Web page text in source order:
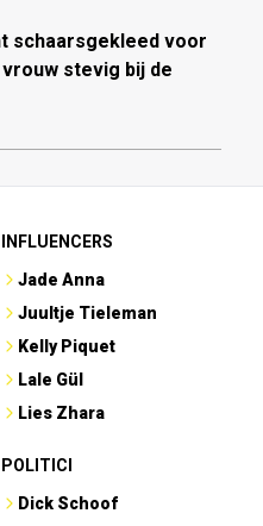
schaarsgekleed voor
stevig bij de
INFLUENCERS
Jade Anna
Juultje Tieleman
Kelly Piquet
Lale Gül
Lies Zhara
POLITICI
Dick Schoof